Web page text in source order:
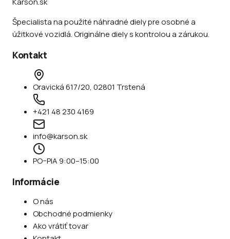
Špecialista na použité náhradné diely pre osobné a
úžitkové vozidlá. Originálne diely s kontrolou a zárukou.
Kontakt
Oravická 617/20, 02801 Trstená
+421 48 230 4169
info@karson.sk
PO–PIA 9:00–15:00
Informácie
O nás
Obchodné podmienky
Ako vrátiť tovar